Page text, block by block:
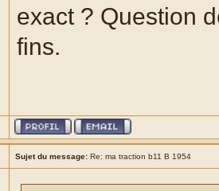
exact ? Question
fins.
Sujet du message: Re: ma traction b11 B 1954